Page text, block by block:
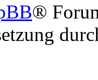
®